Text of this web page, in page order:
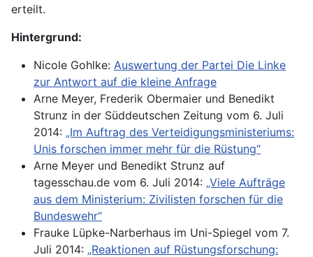
erteilt.
Hintergrund:
Nicole Gohlke: Auswertung der Partei Die Linke
zur Antwort auf die kleine Anfrage
Arne Meyer, Frederik Obermaier und Benedikt
Strunz in der Süddeutschen Zeitung vom 6. Juli
2014: „Im Auftrag des Verteidigungsministeriums:
Unis forschen immer mehr für die Rüstung“
Arne Meyer und Benedikt Strunz auf
tagesschau.de vom 6. Juli 2014: „Viele Aufträge
aus dem Ministerium: Zivilisten forschen für die
Bundeswehr“
Frauke Lüpke-Narberhaus im Uni-Spiegel vom 7.
Juli 2014: „Reaktionen auf Rüstungsforschung: